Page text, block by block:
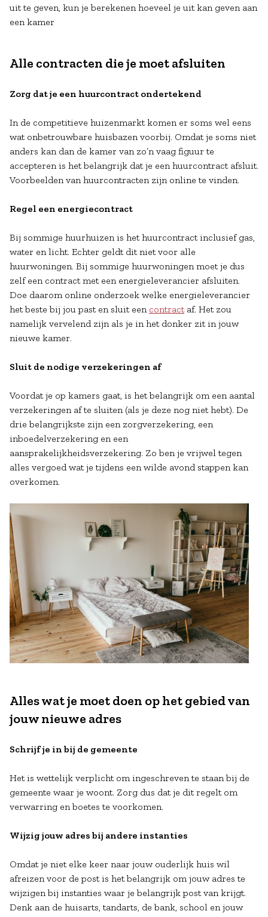
uit te geven, kun je berekenen hoeveel je uit kan geven aan
een kamer
Alle contracten die je moet afsluiten
Zorg dat je een huurcontract ondertekend
In de competitieve huizenmarkt komen er soms wel eens
wat onbetrouwbare huisbazen voorbij. Omdat je soms niet
anders kan dan de kamer van zo’n vaag figuur te
accepteren is het belangrijk dat je een huurcontract afsluit.
Voorbeelden van huurcontracten zijn online te vinden.
Regel een energiecontract
Bij sommige huurhuizen is het huurcontract inclusief gas,
water en licht. Echter geldt dit niet voor alle
huurwoningen. Bij sommige huurwoningen moet je dus
zelf een contract met een energieleverancier afsluiten.
Doe daarom online onderzoek welke energieleverancier
het beste bij jou past en sluit een contractaf. Het zou
namelijk vervelend zijn als je in het donker zit in jouw
nieuwe kamer.
Sluit de nodige verzekeringen af
Voordat je op kamers gaat, is het belangrijk om een aantal
verzekeringen af te sluiten (als je deze nog niet hebt). De
drie belangrijkste zijn een zorgverzekering, een
inboedelverzekering en een
aansprakelijkheidsverzekering. Zo ben je vrijwel tegen
alles vergoed wat je tijdens een wilde avond stappen kan
overkomen.
Alles wat je moet doen op het gebied van
jouw nieuwe adres
Schrijf je in bij de gemeente
Het is wettelijk verplicht om ingeschreven te staan bij de
gemeente waar je woont. Zorg dus dat je dit regelt om
verwarring en boetes te voorkomen.
Wijzig jouw adres bij andere instanties
Omdat je niet elke keer naar jouw ouderlijk huis wil
afreizen voor de post is het belangrijk om jouw adres te
wijzigen bij instanties waar je belangrijk post van krijgt.
Denk aan de huisarts, tandarts, de bank, school en jouw